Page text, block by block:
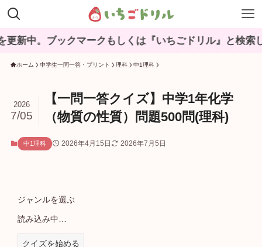
ックマークもしくは『いちごドリル』と検索してね♪
ホーム 中学生一問一答・プリント 理科 中1理科
【一問一答クイズ】中学1年化学
（物質の性質）問題500問(理科)
2026
7/05
中1理科 2026年4月15日 2026年7月5日
ジャンルを選ぶ
読み込み中…
クイズを始める